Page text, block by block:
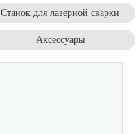
резки
Станок для лазерной сварки
Аксессуары